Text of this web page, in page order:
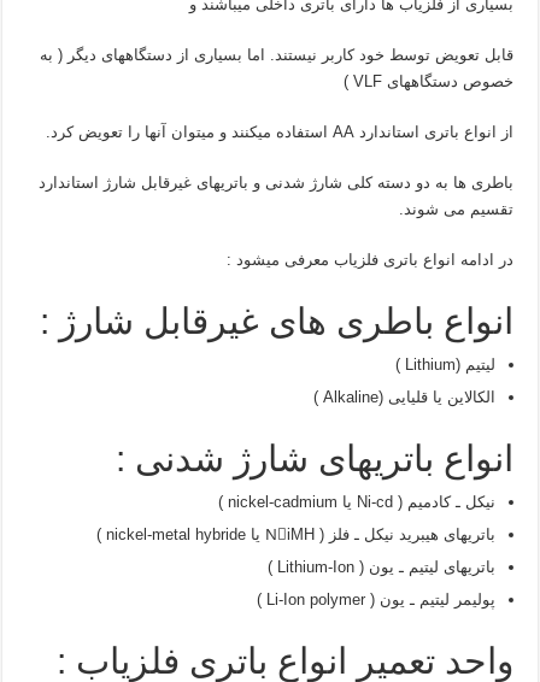
بسیاری از فلزیاب ها دارای باتری داخلی میباشند و
قابل تعویض توسط خود کاربر نیستند. اما بسیاری از دستگاههای دیگر ( به
خصوص دستگاههای VLF )
از انواع باتری استاندارد AA استفاده میکنند و میتوان آنها را تعویض کرد.
باطری ها به دو دسته کلی شارژ شدنی و باتریهای غیرقابل شارژ استاندارد
تقسیم می شوند.
در ادامه انواع باتری فلزیاب معرفی میشود :
انواع باطری های غیرقابل شارژ :
لیتیم (Lithium )
الکالاین یا قلیایی (Alkaline )
انواع باتریهای شارژ شدنی :
نیکل ـ کادمیم ( Ni-cd یا nickel-cadmium )
باتریهای هیبرید نیکل ـ فلز ( NّiMH یا nickel-metal hybride )
باتریهای لیتیم ـ یون ( Lithium-Ion )
پولیمر لیتیم ـ یون ( Li-Ion polymer )
واحد تعمیر انواع باتری فلزیاب :